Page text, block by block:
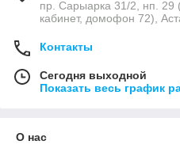
пр. Сарыарка 31/2, нп. 29
кабинет, домофон 72),
Контакты
Сегодня выходной
Показать весь график
О нас